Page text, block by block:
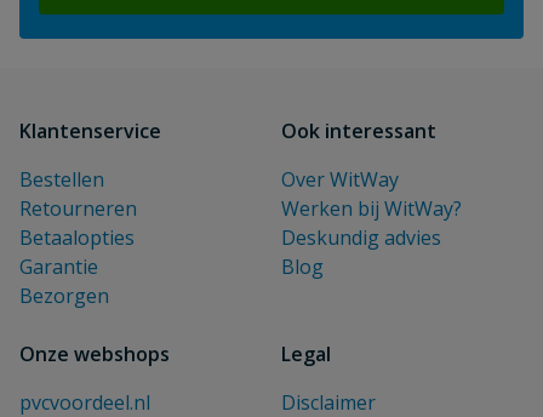
Klantenservice
Bestellen
Retourneren
Betaalopties
Garantie
Bezorgen
Ook interessant
Over WitWay
Werken bij WitWay?
Deskundig advies
Blog
Onze webshops
pvcvoordeel.nl
Legal
Disclaimer